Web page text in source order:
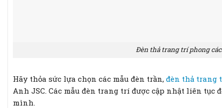
Đèn thả trang trí phong
Hãy thỏa sức lựa chọn các mẫu đèn trần, đèn thả trang
Anh JSC. Các mẫu đèn trang trí được cập nhật liên tục
mình.